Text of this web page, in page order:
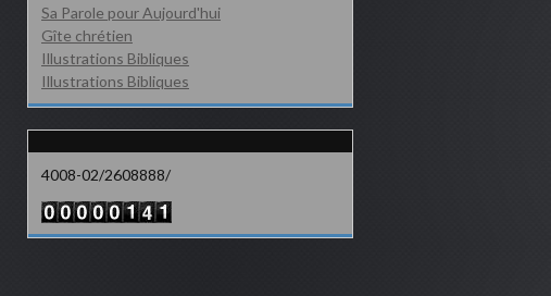
Sa Parole pour Aujourd'hui
Gîte chrétien
Illustrations Bibliques
Illustrations Bibliques
4008-02/2608888/